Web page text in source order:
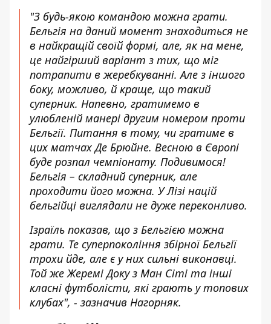
"З будь-якою командою можна грати.
Бельгія на даний момент знаходиться не
в найкращій своїй формі, але, як на мене,
це найгірший варіант з тих, що міг
потрапити в жеребкуванні. Але з іншого
боку, можливо, й краще, що такий
суперник. Напевно, гратимемо в
улюбленій манері другим номером проти
Бельгії. Питання в тому, чи гратиме в
цих матчах Де Брюйне. Весною в Європі
буде розпал чемпіонату. Подивимося!
Бельгія – складний суперник, але
проходити його можна. У Лізі націй
бельгійці виглядали не дуже переконливо.
Ізраїль показав, що з Бельгією можна
грати. Те суперпокоління збірної Бельгії
трохи йде, але є у них сильні виконавці.
Той же Жеремі Доку з Ман Сіті та інші
класні футболісти, які грають у топових
клубах", - зазначив Нагорняк.